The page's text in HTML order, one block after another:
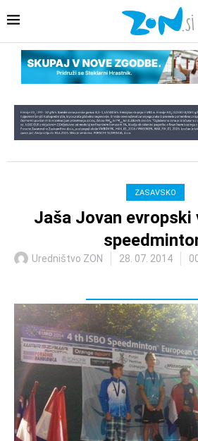
ZASAVSKO
Jaša Jovan evropski
Uredništvo ZON 28. 07. 2014